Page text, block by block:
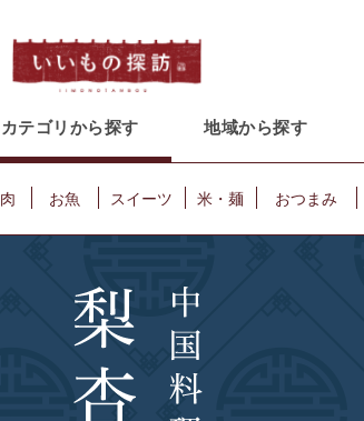
カテゴリから探す 地域から探す
お魚 スイーツ 米・麺 おつまみ